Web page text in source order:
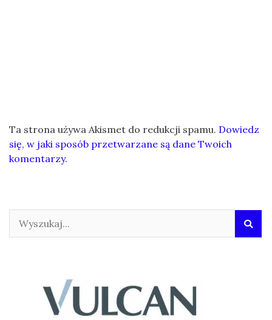
Ta strona używa Akismet do redukcji spamu. Dowiedz
się, w jaki sposób przetwarzane są dane Twoich
komentarzy.